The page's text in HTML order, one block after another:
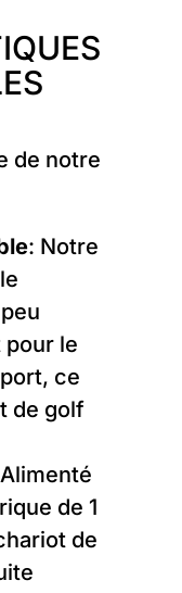
de notre
: Notre
le
ce
de golf
de 1
de